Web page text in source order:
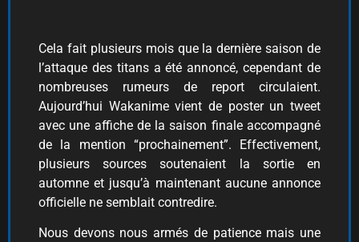
Cela fait plusieurs mois que la dernière saison de
l’attaque des titans a été annoncé, cependant de
nombreuses rumeurs de report circulaient.
Aujourd’hui Wakanime vient de poster un tweet
avec une affiche de la saison finale accompagné
de la mention “prochainement”. Effectivement,
plusieurs sources soutenaient la sortie en
automne et jusqu’à maintenant aucune annonce
officielle ne semblait contredire.
Nous devons nous armés de patience mais une